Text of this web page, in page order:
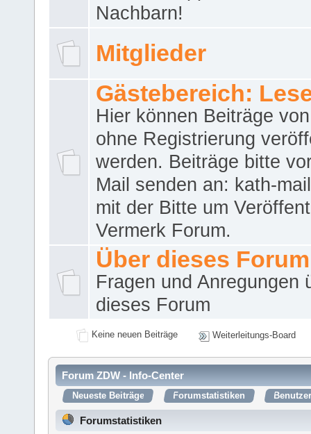
Nachbarn!
Mitglieder
Gästebereich:
Hier können Beiträge
ohne Registrierung
werden. Beiträge bitte
Mail senden an: kath-
mit der Bitte um
Vermerk Forum.
Über dieses Forum
Fragen und Anregungen
dieses Forum
Keine neuen Beiträge Weiterleitungs-Board
Forum ZDW - Info-Center
Neueste Beiträge Forumstatistiken
Forumstatistiken